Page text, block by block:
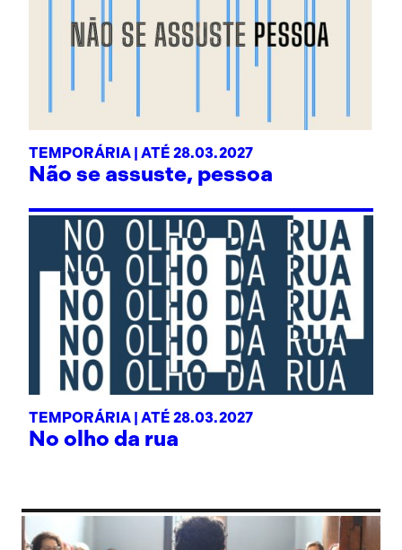
TEMPORÁRIA | ATÉ 28.03.2027
Não se assuste, pessoa
TEMPORÁRIA | ATÉ 28.03.2027
No olho da rua